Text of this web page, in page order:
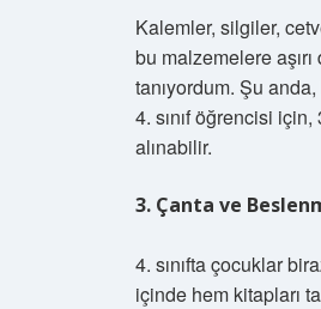
Kalemler, silgiler,
bu malzemelere
tanıyordum. Şu
4. sınıf öğrencisi
alınabilir.
3. Çanta ve
4. sınıfta çocuklar
içinde hem kitapları